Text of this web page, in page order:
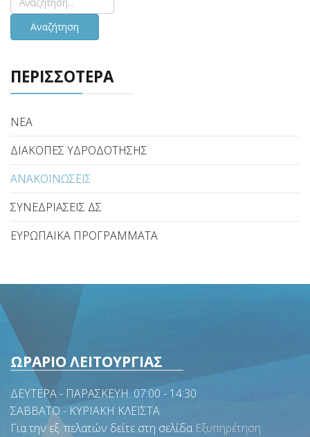
Αναζήτηση
ΠΕΡΙΣΣΟΤΕΡΑ
ΝΕΑ
ΔΙΑΚΟΠΕΣ ΥΔΡΟΔΟΤΗΣΗΣ
ΑΝΑΚΟΙΝΩΣΕΙΣ
ΣΥΝΕΔΡΙΑΣΕΙΣ ΔΣ
ΕΥΡΩΠΑΙΚΑ ΠΡΟΓΡΑΜΜΑΤΑ
ΩΡΑΡΙΟ ΛΕΙΤΟΥΡΓΙΑΣ
ΔΕΥΤΕΡΑ - ΠΑΡΑΣΚΕΥΗ. 07:00 - 14:30
ΣΑΒΒΑΤΟ - ΚΥΡΙΑΚΗ ΚΛΕΙΣΤΑ
Για την εξ. πελατών δείτε στη σελίδα Εξυπηρέτηση